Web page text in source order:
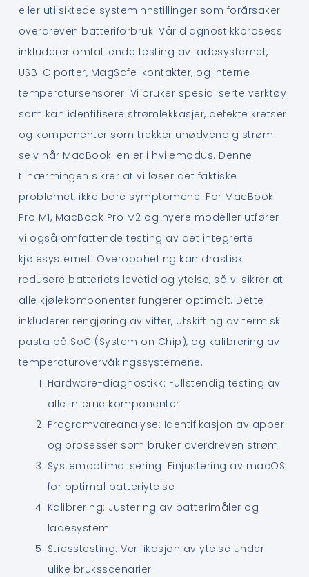
eller utilsiktede systeminnstillinger som forårsaker
overdreven batteriforbruk. Vår diagnostikkprosess
inkluderer omfattende testing av ladesystemet,
USB-C porter, MagSafe-kontakter, og interne
temperatursensorer. Vi bruker spesialiserte verktøy
som kan identifisere strømlekkasjer, defekte kretser
og komponenter som trekker unødvendig strøm
selv når MacBook-en er i hvilemodus. Denne
tilnærmingen sikrer at vi løser det faktiske
problemet, ikke bare symptomene. For MacBook
Pro M1, MacBook Pro M2 og nyere modeller utfører
vi også omfattende testing av det integrerte
kjølesystemet. Overoppheting kan drastisk
redusere batteriets levetid og ytelse, så vi sikrer at
alle kjølekomponenter fungerer optimalt. Dette
inkluderer rengjøring av vifter, utskifting av termisk
pasta på SoC (System on Chip), og kalibrering av
temperaturovervåkingssystemene.
Hardware-diagnostikk: Fullstendig testing av
alle interne komponenter
Programvareanalyse: Identifikasjon av apper
og prosesser som bruker overdreven strøm
Systemoptimalisering: Finjustering av macOS
for optimal batteriytelse
Kalibrering: Justering av batterimåler og
ladesystem
Stresstesting: Verifikasjon av ytelse under
ulike bruksscenarier